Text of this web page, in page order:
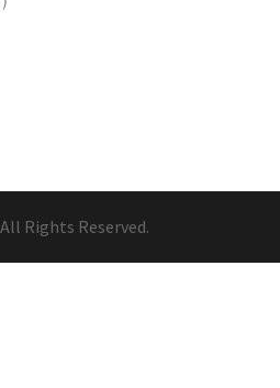
All Rights Reserved.